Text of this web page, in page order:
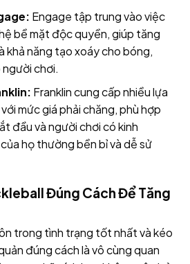
Engage tập trung vào việc
bề mặt độc quyền, giúp tăng
khả năng tạo xoáy cho bóng,
người chơi.
Franklin cung cấp nhiều lựa
mức giá phải chăng, phù hợp
đầu và người chơi có kinh
họ thường bền bỉ và dễ sử
Đúng Cách Để Tăng
trong tình trạng tốt nhất và kéo
đúng cách là vô cùng quan